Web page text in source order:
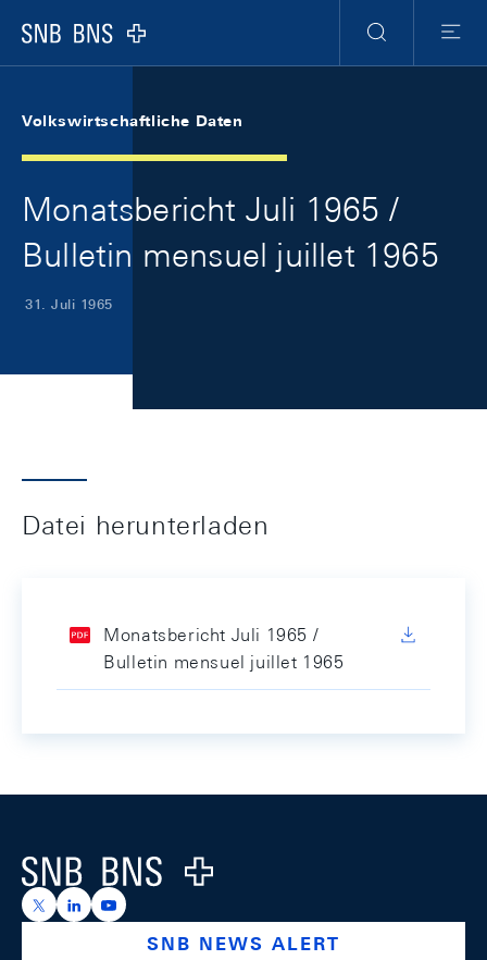
Logo
Suche
Menu
Volkswirtschaftliche Daten
Monatsbericht Juli 1965 /
Bulletin mensuel juillet 1965
31. Juli 1965
Datei herunterladen
Monatsbericht Juli 1965 /
Bulletin mensuel juillet 1965
Logo
https://x.com/snb_bns
https://ch.linkedin.com/company/swiss-national-
https://www.youtube.com/@swissnationalbank
SNB NEWS ALERT